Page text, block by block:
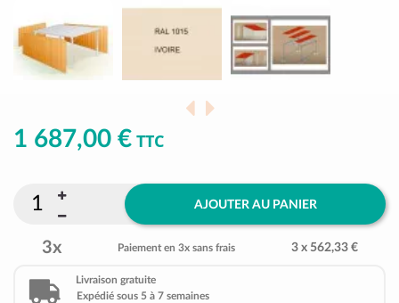
1 687,00 € TTC
AJOUTER AU PANIER
3x Paiement en 3x sans frais 3 x 562,33 €
Livraison gratuite
Expédié sous 5 à 7 semaines